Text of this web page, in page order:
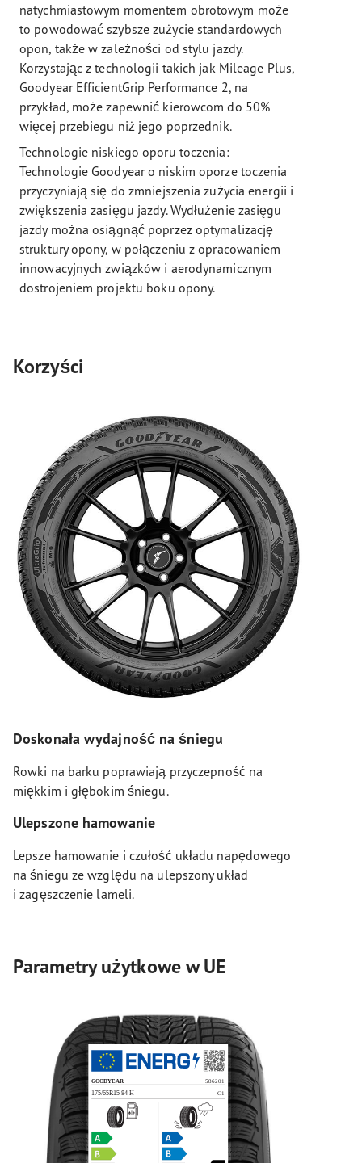
natychmiastowym momentem obrotowym może
to powodować szybsze zużycie standardowych
opon, także w zależności od stylu jazdy.
Korzystając z technologii takich jak Mileage Plus,
Goodyear EfficientGrip Performance 2, na
przykład, może zapewnić kierowcom do 50%
więcej przebiegu niż jego poprzednik.
Technologie niskiego oporu toczenia:
Technologie Goodyear o niskim oporze toczenia
przyczyniają się do zmniejszenia zużycia energii i
zwiększenia zasięgu jazdy. Wydłużenie zasięgu
jazdy można osiągnąć poprzez optymalizację
struktury opony, w połączeniu z opracowaniem
innowacyjnych związków i aerodynamicznym
dostrojeniem projektu boku opony.
Korzyści
Doskonała wydajność na śniegu
Rowki na barku poprawiają przyczepność na
miękkim i głębokim śniegu.
Ulepszone hamowanie
Lepsze hamowanie i czułość układu napędowego
na śniegu ze względu na ulepszony układ
i zagęszczenie lameli.
Parametry użytkowe w UE